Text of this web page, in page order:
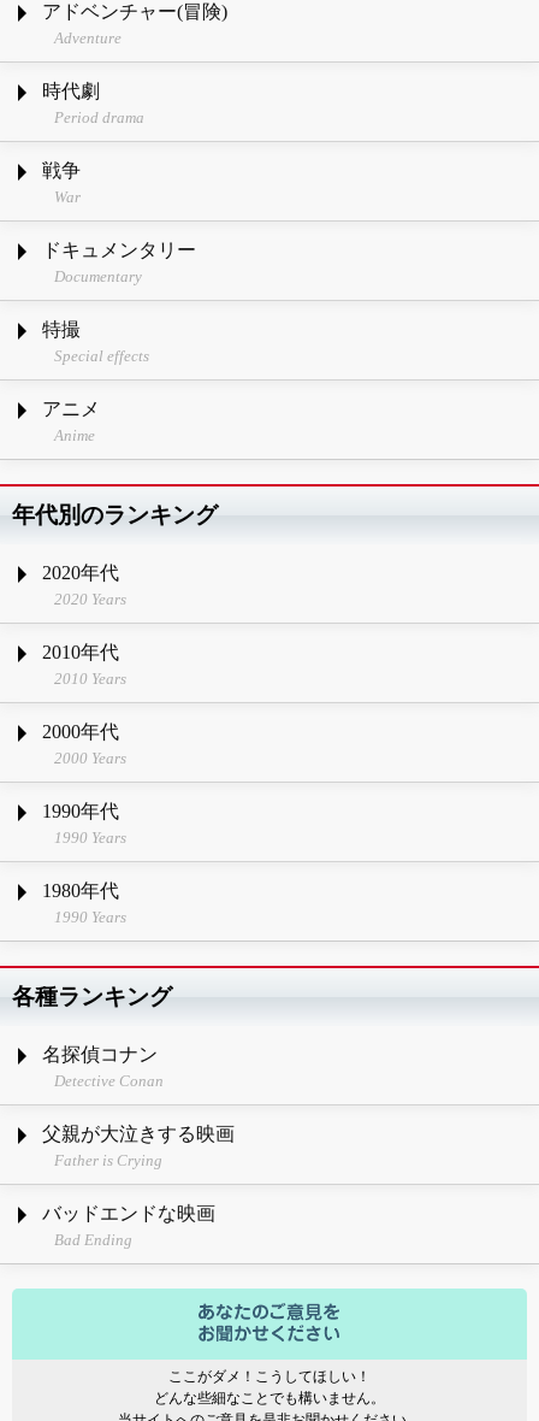
アドベンチャー(冒険)
Adventure
時代劇
Period drama
戦争
War
ドキュメンタリー
Documentary
特撮
Special effects
アニメ
Anime
年代別のランキング
2020年代
2020 Years
2010年代
2010 Years
2000年代
2000 Years
1990年代
1990 Years
1980年代
1990 Years
各種ランキング
名探偵コナン
Detective Conan
父親が大泣きする映画
Father is Crying
バッドエンドな映画
Bad Ending
ここがダメ！こうしてほしい！
どんな些細なことでも構いません。